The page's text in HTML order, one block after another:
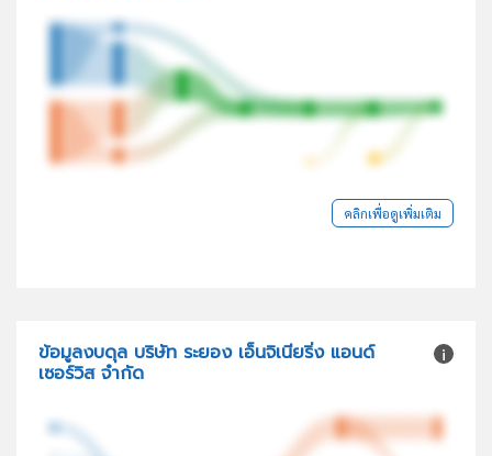
คลิกเพื่อดูเพิ่มเติม
ข้อมูลงบดุล บริษัท ระยอง เอ็นจิเนียริ่ง แอนด์
เซอร์วิส จำกัด